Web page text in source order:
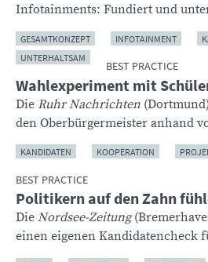
Infotainments: Fundiert und
GESAMTKONZEPT INFOTAINMENT
UNTERHALTSAM
BEST PRACTICE
Wahlexperiment mit
Die Ruhr Nachrichten
den Oberbürgermeister anhand
KANDIDATEN KOOPERATION
BEST PRACTICE
Politikern auf den Zahn
Die Nordsee-Zeitung
einen eigenen Kandidatencheck